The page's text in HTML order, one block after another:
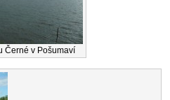
Černé v Pošumaví